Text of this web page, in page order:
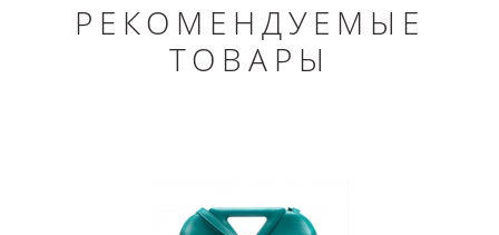
РЕКОМЕНДУЕМЫЕ
ТОВАРЫ